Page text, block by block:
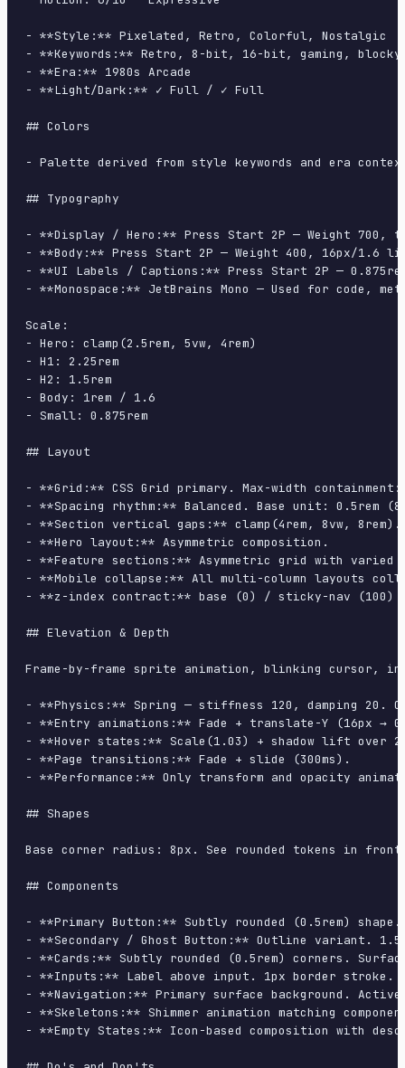
- **Style:** Pixelated, Retro, Colorful, Nostalgic
- **Keywords:** Retro, 8-bit, 16-bit, gaming,
- **Era:** 1980s Arcade
- **Light/Dark:** ✓ Full / ✓ Full
## Colors
- Palette derived from style keywords and era
## Typography
- **Display / Hero:** Press Start 2P — Weight 700,
- **Body:** Press Start 2P — Weight 400, 16px/1.6
- **UI Labels / Captions:** Press Start 2P —
- **Monospace:** JetBrains Mono — Used for code,
Scale:
- Hero: clamp(2.5rem, 5vw, 4rem)
- H1: 2.25rem
- H2: 1.5rem
- Body: 1rem / 1.6
- Small: 0.875rem
## Layout
- **Grid:** CSS Grid primary. Max-width
- **Spacing rhythm:** Balanced. Base unit: 0.5rem
- **Section vertical gaps:** clamp(4rem, 8vw, 8rem).
- **Hero layout:** Asymmetric composition.
- **Feature sections:** Asymmetric grid with varied
- **Mobile collapse:** All multi-column layouts
- **z-index contract:** base (0) / sticky-nav
## Elevation & Depth
Frame-by-frame sprite animation, blinking cursor,
- **Physics:** Spring — stiffness 120, damping 20.
- **Entry animations:** Fade + translate-Y (16px →
- **Hover states:** Scale(1.03) + shadow lift over
- **Page transitions:** Fade + slide (300ms).
- **Performance:** Only transform and opacity
## Shapes
Base corner radius: 8px. See rounded tokens in
## Components
- **Primary Button:** Subtly rounded (0.5rem)
- **Secondary / Ghost Button:** Outline variant.
- **Cards:** Subtly rounded (0.5rem) corners.
- **Inputs:** Label above input. 1px border
- **Navigation:** Primary surface background.
- **Skeletons:** Shimmer animation matching
- **Empty States:** Icon-based composition with